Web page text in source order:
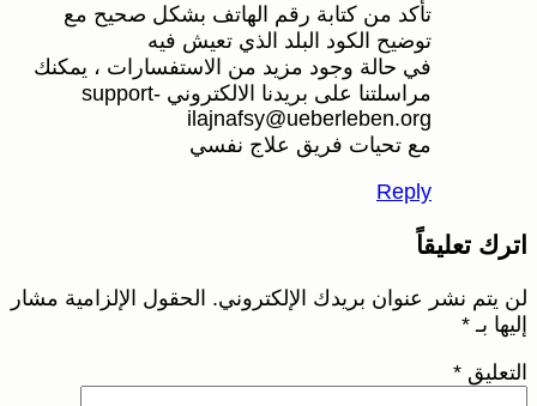
تأكد من كتابة رقم الهاتف بشكل صحيح مع
توضيح الكود البلد الذي تعيش فيه
في حالة وجود مزيد من الاستفسارات ، يمكنك
مراسلتنا على بريدنا الالكتروني support-
ilajnafsy@ueberleben.org
مع تحيات فريق علاج نفسي
عنوان بريدك الإلكتروني. الحقول الإلزامية مشار